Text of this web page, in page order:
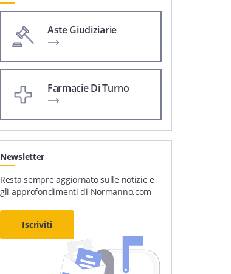
Aste Giudiziarie
Farmacie Di Turno
Newsletter
Resta sempre aggiornato sulle notizie e
gli approfondimenti di Normanno.com
Iscriviti